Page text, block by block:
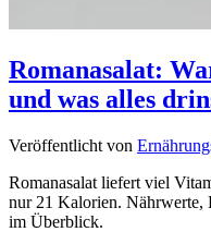
Romanasalat:
und was alles
Veröffentlicht von
Romanasalat liefert viel
nur 21 Kalorien. Nährwerte,
im Überblick.